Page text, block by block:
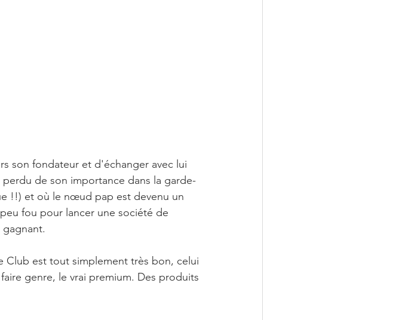
son fondateur et d'échanger avec lui
de son importance dans la garde-
!!) et où le nœud pap est devenu un
fou pour lancer une société de
Club est tout simplement très bon, celui
genre, le vrai premium. Des produits